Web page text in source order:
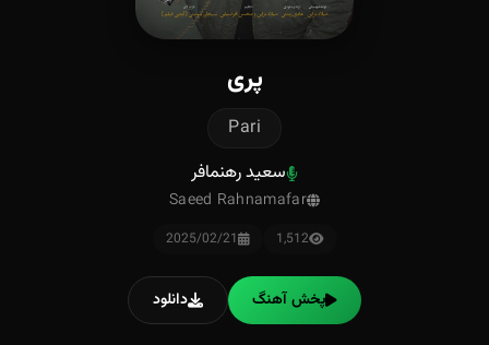
پری
Pari
سعید رهنمافر
Saeed Rahnamafar
1,512
2025/02/21
پخش آهنگ دانلود